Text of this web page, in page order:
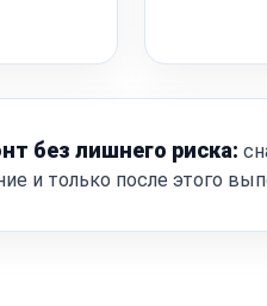
без лишнего риска:
и только после этого